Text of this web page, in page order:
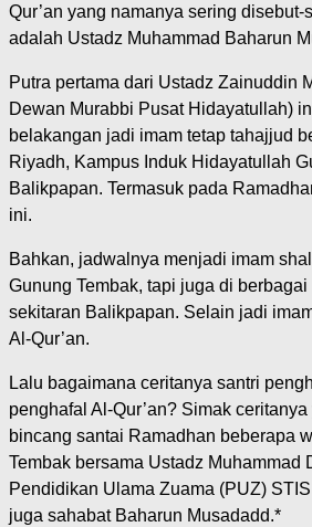
Qur’an yang namanya sering
adalah Ustadz Muhammad Baharun
Putra pertama dari Ustadz Zainuddin
Dewan Murabbi Pusat Hidayatullah)
belakangan jadi imam tetap tahajjud
Riyadh, Kampus Induk Hidayatullah
Balikpapan. Termasuk pada
ini.
Bahkan, jadwalnya menjadi imam
Gunung Tembak, tapi juga di
sekitaran Balikpapan. Selain jadi
Al-Qur’an.
Lalu bagaimana ceritanya santri
penghafal Al-Qur’an? Simak
bincang santai Ramadhan beberapa
Tembak bersama Ustadz Muhammad
Pendidikan Ulama Zuama (PUZ)
juga sahabat Baharun Musadadd.*